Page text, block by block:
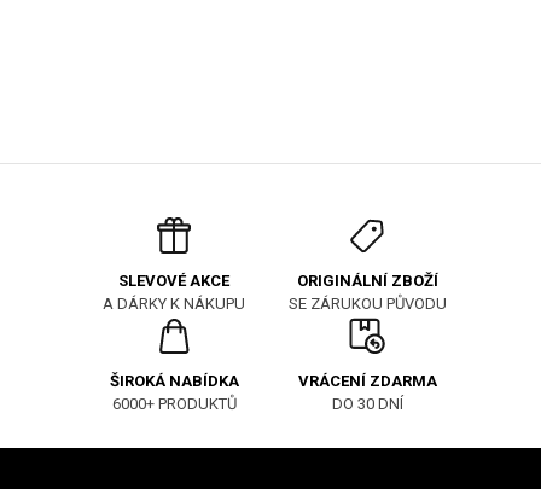
SLEVOVÉ AKCE
A DÁRKY K NÁKUPU
ORIGINÁLNÍ ZBOŽÍ
SE ZÁRUKOU PŮVODU
ŠIROKÁ NABÍDKA
6000+ PRODUKTŮ
VRÁCENÍ ZDARMA
DO 30 DNÍ